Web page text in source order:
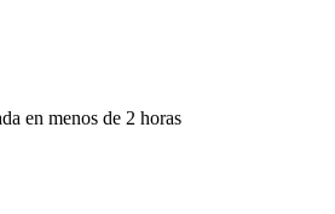
en menos de 2 horas